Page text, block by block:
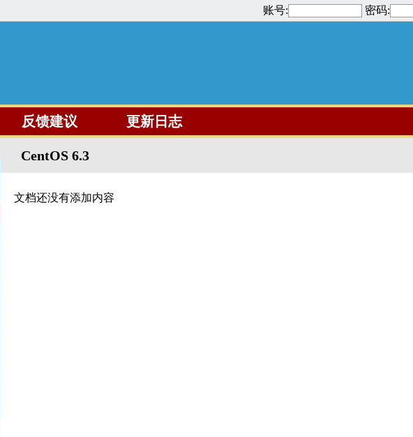
账号: 密码:
反馈建议 更新日志
CentOS 6.3
文档还没有添加内容